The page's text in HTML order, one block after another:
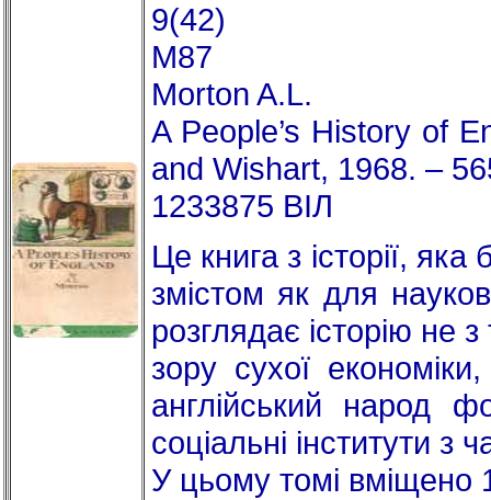
9(42)
M87
Morton A.L.
A People’s History of
and Wishart, 1968. –
1233875 ВІЛ
Це книга з історії,
змістом як для
розглядає історію не
зору сухої
англійський народ
соціальні інститути з
У цьому томі вміщено